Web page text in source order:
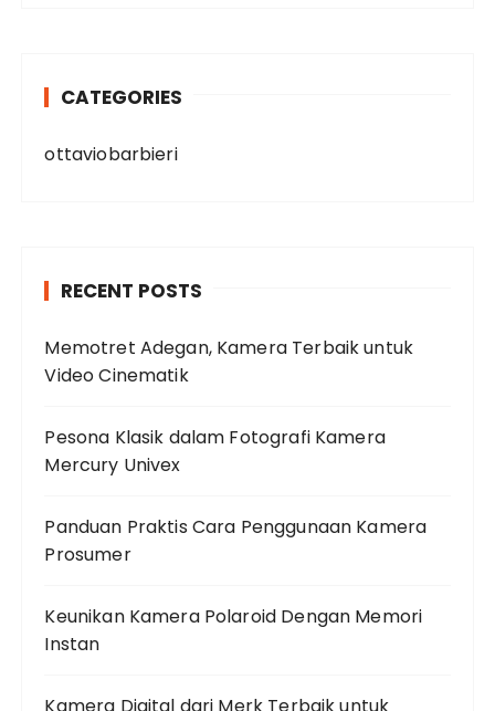
CATEGORIES
ottaviobarbieri
RECENT POSTS
Memotret Adegan, Kamera Terbaik untuk
Video Cinematik
Pesona Klasik dalam Fotografi Kamera
Mercury Univex
Panduan Praktis Cara Penggunaan Kamera
Prosumer
Keunikan Kamera Polaroid Dengan Memori
Instan